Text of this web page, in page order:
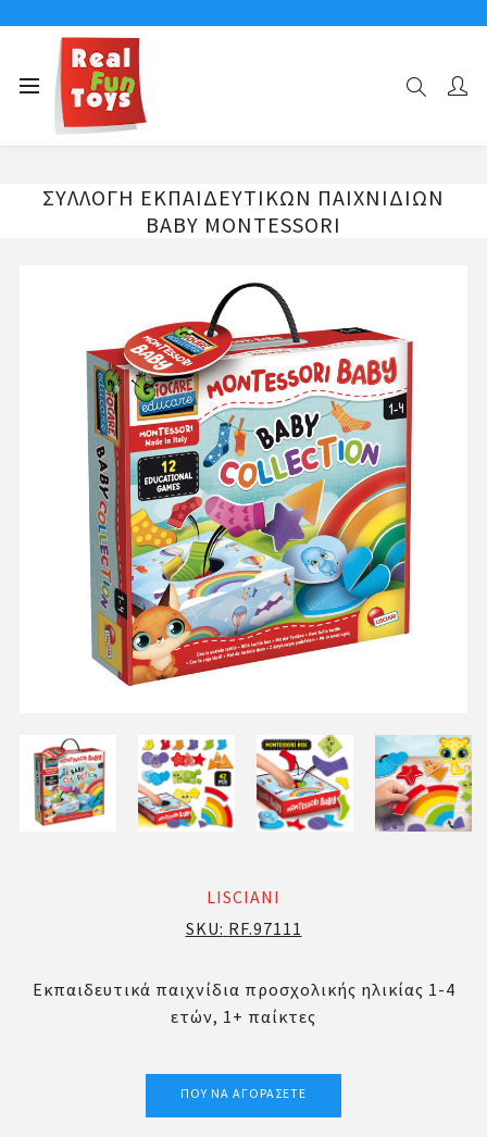
Αρχική σελίδα
ΣΥΛΛΟΓΗ ΕΚΠΑΙΔΕΥΤΙΚΩΝ ΠΑΙΧΝΙΔΙΩΝ BABY MONTESSORI
ΣΥΛΛΟΓΗ ΕΚΠΑΙΔΕΥΤΙΚΩΝ ΠΑΙΧΝΙΔΙΩΝ
BABY MONTESSORI
LISCIANI
SKU: RF.97111
Εκπαιδευτικά παιχνίδια προσχολικής ηλικίας 1-4
ετών, 1+ παίκτες
ΠΟΎ ΝΑ ΑΓΟΡΆΣΕΤΕ